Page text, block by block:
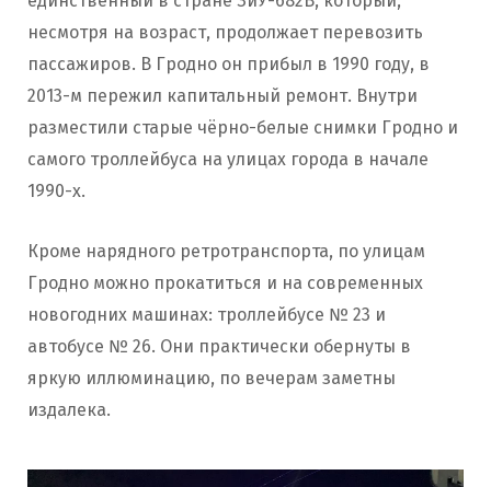
несмотря на возраст, продолжает перевозить
пассажиров. В Гродно он прибыл в 1990 году, в
2013-м пережил капитальный ремонт. Внутри
разместили старые чёрно-белые снимки Гродно и
самого троллейбуса на улицах города в начале
1990-х.
Кроме нарядного ретротранспорта, по улицам
Гродно можно прокатиться и на современных
новогодних машинах: троллейбусе № 23 и
автобусе № 26. Они практически обернуты в
яркую иллюминацию, по вечерам заметны
издалека.